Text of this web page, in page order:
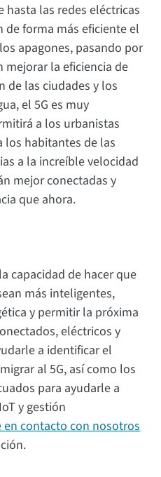
las redes eléctricas
forma más eficiente el
apagones, pasando por
mejorar la eficiencia de
de las ciudades y los
el 5G es muy
a los urbanistas
los habitantes de las
a la increíble velocidad
mejor conectadas y
que ahora.
capacidad de hacer que
más inteligentes,
y permitir la próxima
eléctricos y
a identificar el
al 5G, así como los
para ayudarle a
y gestión
en contacto con nosotros